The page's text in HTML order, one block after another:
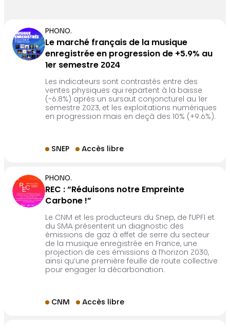
PHONO.
Le marché français de la musique
enregistrée en progression de +5.9% au
1er semestre 2024
Les indicateurs sont contrastés entre des
ventes physiques qui repartent à la baisse
(-6.8%) après un sursaut conjoncturel au 1er
semestre 2023, et les exploitations numériques
en progression mais en deçà des 10% (+9.6%).
SNEP Accès libre
PHONO.
REC : “Réduisons notre Empreinte
Carbone !”
Le CNM et les producteurs du Snep, de l’UPFI et
du SMA présentent un diagnostic des
émissions de gaz à effet de serre du secteur
de la musique enregistrée en France, une
projection de ces émissions à l’horizon 2030,
ainsi qu’une première feuille de route collective
pour engager la décarbonation.
CNM Accès libre